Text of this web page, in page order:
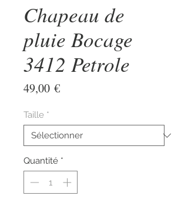
Chapeau de
pluie Bocage
3412 Petrole
49,00 €Prix
Taille *
Quantité *